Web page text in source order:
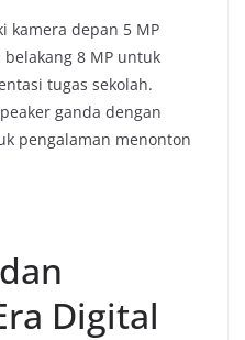
kamera depan 5 MP
8 MP untuk
tugas sekolah.
ganda dengan
pengalaman menonton
Digital